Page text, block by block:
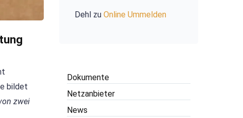
bildet
zwei
Dehl zu Online Ummelden
Dokumente
Netzanbieter
News